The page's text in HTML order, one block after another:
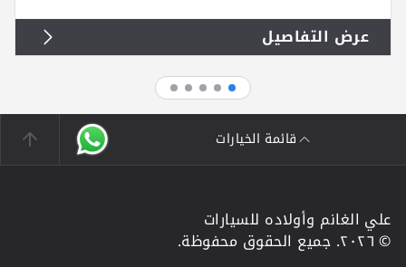
عرض التفاصيل
قائمة الخيارات
علي الغانم وأولاده للسيارات
© ٢٠٢٦. جميع الحقوق محفوظة.